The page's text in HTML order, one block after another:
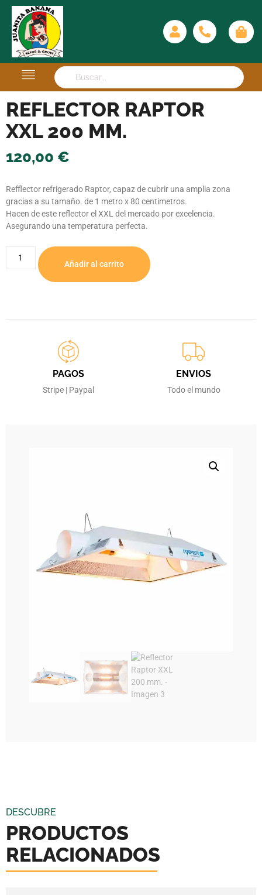
REFLECTOR RAPTOR
XXL 200 MM.
120,00 €
Refflector refrigerado Raptor, capaz de cubrir una amplia zona
gracias a su tamaño. de 1 metro x 80 centimetros.
Hacen de este reflector el XXL del mercado por excelencia.
Asegurando una temperatura perfecta.
Añadir al carrito
PAGOS
Stripe | Paypal
ENVIOS
Todo el mundo
DESCUBRE
PRODUCTOS
RELACIONADOS